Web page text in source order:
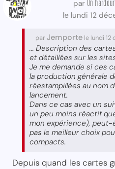
par Un
le lundi 12
parJemporte le lundi 12
... Description des
et détaillées sur les
Je me demande si ces
la production générale
réestampillées au nom
lancement.
Dans ce cas avec un
un peu moins réactif
mon expérience), peut-
pas le meilleur choix
compacts.
Depuis quand les cartes